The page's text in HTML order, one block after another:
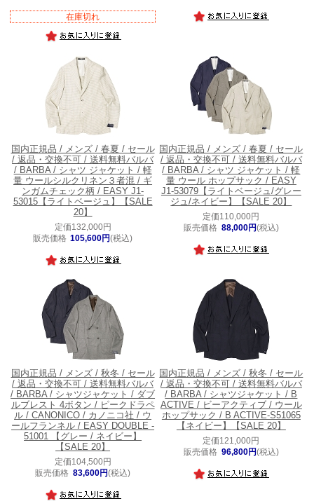
在庫切れ
国内正規品 / メンズ / 春夏 / セール
/ 返品・交換不可 / 送料無料バルバ
/ BARBA / シャツ ジャケット / 軽
量 ウールシルクリネン３者混 / ギ
ンガムチェック柄 / EASY J1-
53015【ライトベージュ】【SALE
20】
定価132,000円
販売価格 105,600円(税込)
国内正規品 / メンズ / 春夏 / セール
/ 返品・交換不可 / 送料無料バルバ
/ BARBA / シャツ ジャケット / 軽
量 ウール ホップサック / EASY
J1-53079【ライトベージュ/グレー
ジュ/ネイビー】【SALE 20】
定価110,000円
販売価格 88,000円(税込)
国内正規品 / メンズ / 秋冬 / セール
/ 返品・交換不可 / 送料無料バルバ
/ BARBA / シャツジャケット / ダブ
ルブレスト 4ボタン / ピークドラペ
ル / CANONICO / カノニコ社 / ウ
ールフランネル / EASY DOUBLE -
51001 【グレー / ネイビー】
【SALE 20】
定価104,500円
販売価格 83,600円(税込)
国内正規品 / メンズ / 秋冬 / セール
/ 返品・交換不可 / 送料無料バルバ
/ BARBA / シャツジャケット / B
ACTIVE / ビーアクティブ / ウール
ホップサック / B ACTIVE-S51065
【ネイビー】【SALE 20】
定価121,000円
販売価格 96,800円(税込)